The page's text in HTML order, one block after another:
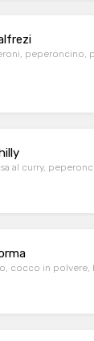
peperoncino,
al curry,
cocco in polvere,